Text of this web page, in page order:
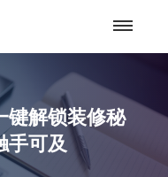
键解锁装修秘
手可及